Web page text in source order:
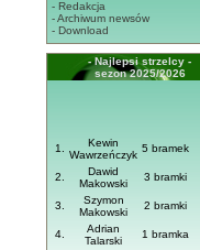
- Redakcja
- Archiwum newsów
- Download
- Najlepsi strzelcy -
sezon 2025/2026
1.
Kewin
Wawrzeńczyk
5 bramek
2.
Dawid
Makowski
3 bramki
3.
Szymon
Makowski
2 bramki
4.
Adrian
Talarski
1 bramka